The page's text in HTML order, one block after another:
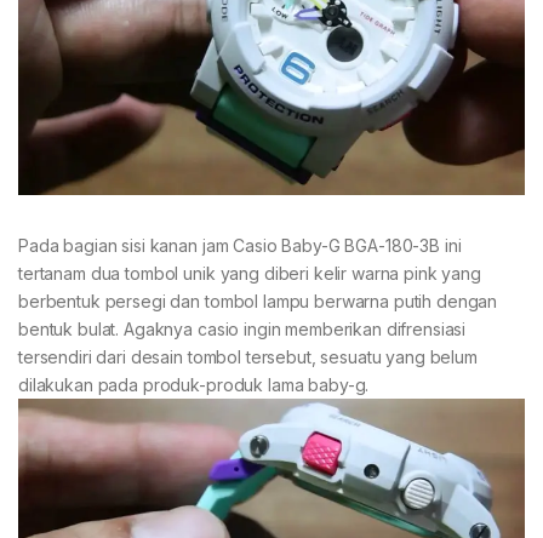
Pada bagian sisi kanan jam Casio Baby-G BGA-180-3B ini
tertanam dua tombol unik yang diberi kelir warna pink yang
berbentuk persegi dan tombol lampu berwarna putih dengan
bentuk bulat. Agaknya casio ingin memberikan difrensiasi
tersendiri dari desain tombol tersebut, sesuatu yang belum
dilakukan pada produk-produk lama baby-g.